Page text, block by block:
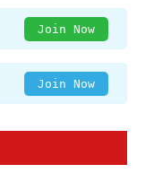
Join Now
Join Now